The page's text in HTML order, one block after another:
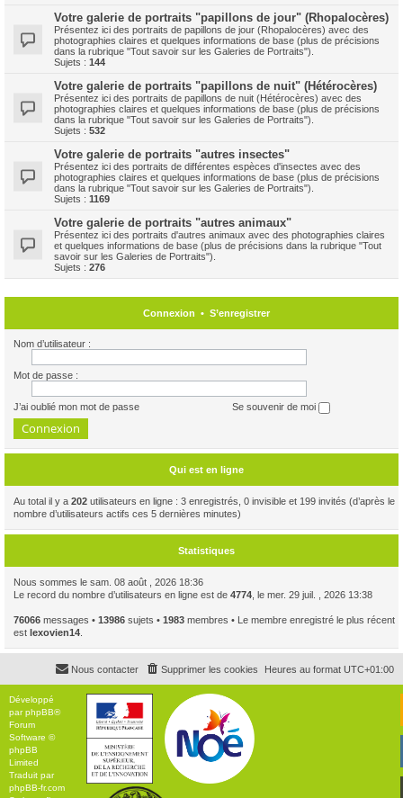
Votre galerie de portraits "papillons de jour" (Rhopalocères)
Présentez ici des portraits de papillons de jour (Rhopalocères) avec des
photographies claires et quelques informations de base (plus de précisions
dans la rubrique "Tout savoir sur les Galeries de Portraits").
Sujets : 144
Votre galerie de portraits "papillons de nuit" (Hétérocères)
Présentez ici des portraits de papillons de nuit (Hétérocères) avec des
photographies claires et quelques informations de base (plus de précisions
dans la rubrique "Tout savoir sur les Galeries de Portraits").
Sujets : 532
Votre galerie de portraits "autres insectes"
Présentez ici des portraits de différentes espèces d'insectes avec des
photographies claires et quelques informations de base (plus de précisions
dans la rubrique "Tout savoir sur les Galeries de Portraits").
Sujets : 1169
Votre galerie de portraits "autres animaux"
Présentez ici des portraits d'autres animaux avec des photographies claires
et quelques informations de base (plus de précisions dans la rubrique "Tout
savoir sur les Galeries de Portraits").
Sujets : 276
Connexion • S’enregistrer
Nom d’utilisateur :
Mot de passe :
J’ai oublié mon mot de passe Se souvenir de moi
Qui est en ligne
Au total il y a 202 utilisateurs en ligne : 3 enregistrés, 0 invisible et 199 invités (d’après le
nombre d’utilisateurs actifs ces 5 dernières minutes)
Statistiques
Nous sommes le sam. 08 août , 2026 18:36
Le record du nombre d’utilisateurs en ligne est de 4774 , le mer. 29 juil. , 2026 13:38
76066 messages • 13986 sujets • 1983 membres • Le membre enregistré le plus récent
est lexovien14
Heures au format UTC+01:00
Supprimer les cookies
Nous contacter
Développé
parphpBB®
Forum
Software ©
phpBB
Limited
Traduit par
phpBB-fr.com